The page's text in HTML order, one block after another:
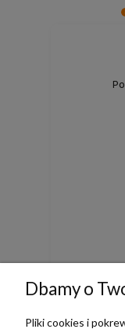
Dbamy o
Pliki cookies i